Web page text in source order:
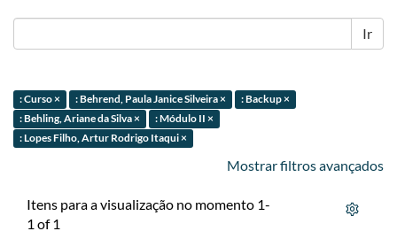
Ir
: Curso × : Behrend, Paula Janice Silveira ×
: Backup ×
: Behling, Ariane da Silva ×
: Módulo II ×
: Lopes Filho, Artur Rodrigo Itaqui ×
Mostrar filtros avançados
Itens para a visualização no momento 1-
1 of 1